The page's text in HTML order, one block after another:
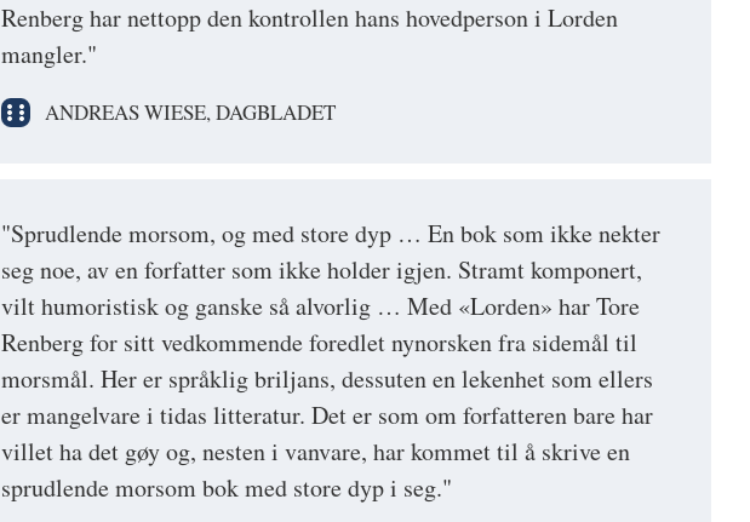
Renberg har nettopp den kontrollen hans hovedperson i Lorden
mangler."
ANDREAS WIESE, DAGBLADET
"Sprudlende morsom, og med store dyp … En bok som ikke nekter
seg noe, av en forfatter som ikke holder igjen. Stramt komponert,
vilt humoristisk og ganske så alvorlig … Med «Lorden» har Tore
Renberg for sitt vedkommende foredlet nynorsken fra sidemål til
morsmål. Her er språklig briljans, dessuten en lekenhet som ellers
er mangelvare i tidas litteratur. Det er som om forfatteren bare har
villet ha det gøy og, nesten i vanvare, har kommet til å skrive en
sprudlende morsom bok med store dyp i seg."